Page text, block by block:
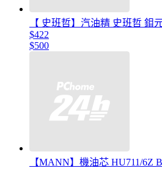
【 史班哲】汽油精 史班哲 鉬
$422
$500
【MANN】機油芯 HU711/6Z